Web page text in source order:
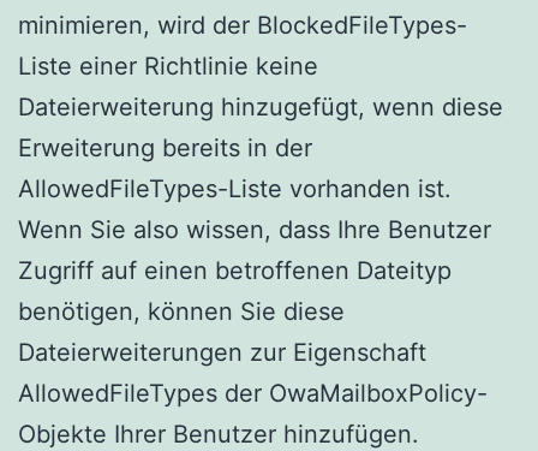
minimieren, wird der BlockedFileTypes-
Liste einer Richtlinie keine
Dateierweiterung hinzugefügt, wenn diese
Erweiterung bereits in der
AllowedFileTypes-Liste vorhanden ist.
Wenn Sie also wissen, dass Ihre Benutzer
Zugriff auf einen betroffenen Dateityp
benötigen, können Sie diese
Dateierweiterungen zur Eigenschaft
AllowedFileTypes der OwaMailboxPolicy-
Objekte Ihrer Benutzer hinzufügen.